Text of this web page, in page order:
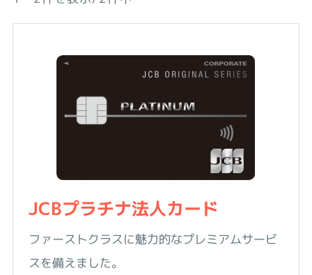
JCBプラチナ法人カード
ファーストクラスに魅力的なプレミアムサービ
スを備えました。